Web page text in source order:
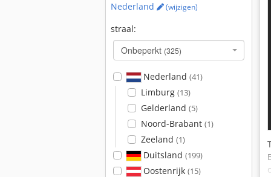
Nederland
(wijzigen)
straal:
Onbeperkt (325)
Nederland (41)
Limburg (13)
Gelderland (5)
Noord-Brabant (1)
Zeeland (1)
Duitsland (199)
Oostenrijk (15)